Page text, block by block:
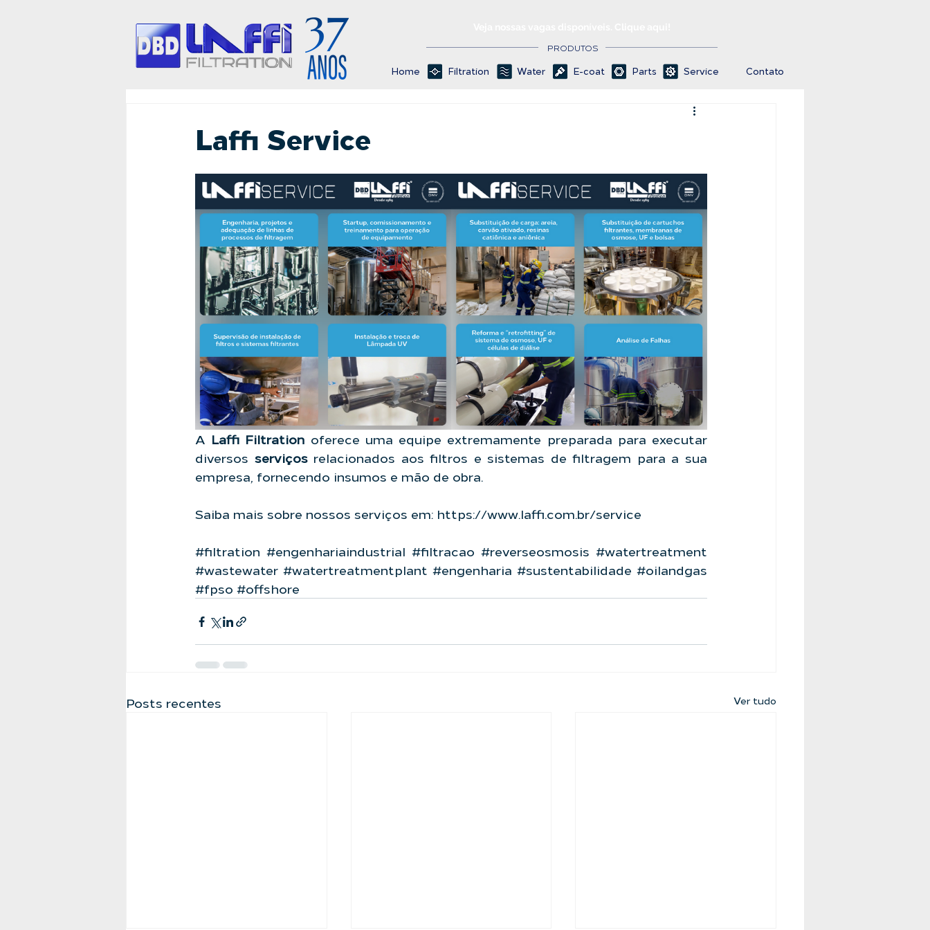
PRODUTOS
Home Filtration Water E-coat Parts Service Contato
Laffi Service
A Laffi Filtration oferece uma equipe extremamente preparada para executar
diversos serviços relacionados aos filtros e sistemas de filtragem para a sua
empresa, fornecendo insumos e mão de obra.
Saiba mais sobre nossos serviços em: https://www.laffi.com.br/service
#filtration #engenhariaindustrial #filtracao #reverseosmosis #watertreatment
#wastewater #watertreatmentplant #engenharia #sustentabilidade #oilandgas
#fpso #offshore
Posts recentes Ver tudo